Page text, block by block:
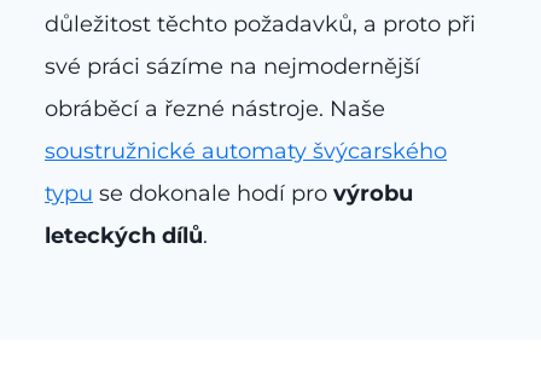
důležitost těchto požadavků, a proto při
své práci sázíme na nejmodernější
obráběcí a řezné nástroje. Naše
soustružnické automaty švýcarského
typu se dokonale hodí pro výrobu
leteckých dílů.